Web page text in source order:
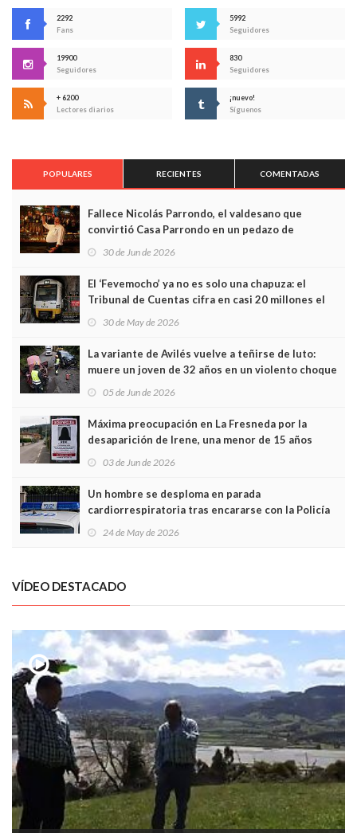
2292
Fans
5992
Seguidores
19900
Seguidores
830
Seguidores
+ 6200
Lectores diarios
¡nuevo!
Síguenos
POPULARES RECIENTES COMENTADAS
Fallece Nicolás Parrondo, el valdesano que
convirtió Casa Parrondo en un pedazo de
30 de Jun de 2026
El ‘Fevemocho’ ya no es solo una chapuza: el
Tribunal de Cuentas cifra en casi 20 millones el
30 de May de 2026
La variante de Avilés vuelve a teñirse de luto:
muere un joven de 32 años en un violento choque
05 de Jun de 2026
Máxima preocupación en La Fresneda por la
desaparición de Irene, una menor de 15 años
03 de Jun de 2026
Un hombre se desploma en parada
cardiorrespiratoria tras encararse con la Policía
24 de May de 2026
VÍDEO DESTACADO